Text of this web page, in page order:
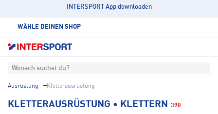
INTERSPORT App downloaden
WÄHLE DEINEN SHOP
Wonach suchst du?
Ausrüstung Kletterausrüstung
KLETTERAUSRÜSTUNG • KLETTERN 390